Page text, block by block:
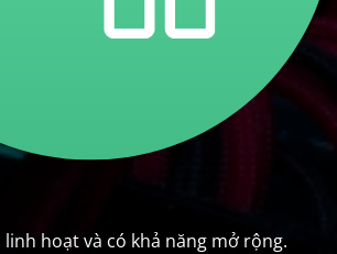
hoạt và có khả năng mở rộng.